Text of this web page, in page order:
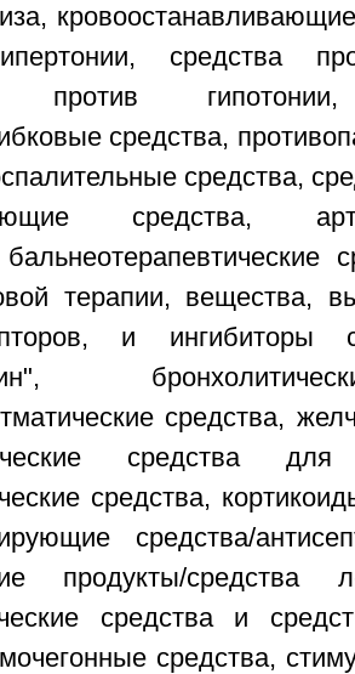
средства
против гипотонии,
средства,
средства,
средства,
терапии, вещества,
и
средства,
средства
средства,
средства/
продукты/средства
средства и
средства,